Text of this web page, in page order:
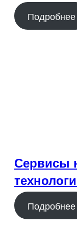
Подробнее
Сервисы
Подробнее